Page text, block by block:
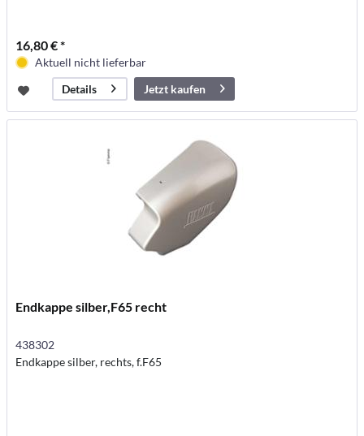
16,80 € *
Aktuell nicht lieferbar
Details
Jetzt kaufen
Endkappe silber,F65 recht
438302
Endkappe silber, rechts, f.F65